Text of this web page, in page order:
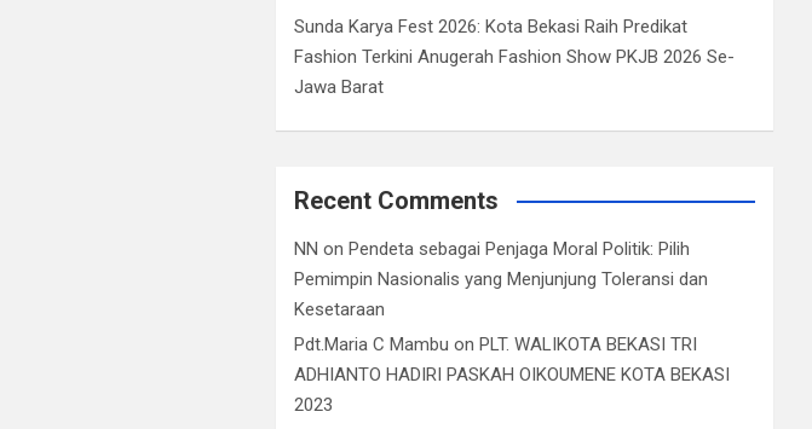
Sunda Karya Fest 2026: Kota Bekasi Raih Predikat
Fashion Terkini Anugerah Fashion Show PKJB 2026 Se-
Jawa Barat
Recent Comments
NN onPendeta sebagai Penjaga Moral Politik: Pilih
Pemimpin Nasionalis yang Menjunjung Toleransi dan
Kesetaraan
Pdt.Maria C Mambu onPLT. WALIKOTA BEKASI TRI
ADHIANTO HADIRI PASKAH OIKOUMENE KOTA BEKASI
2023